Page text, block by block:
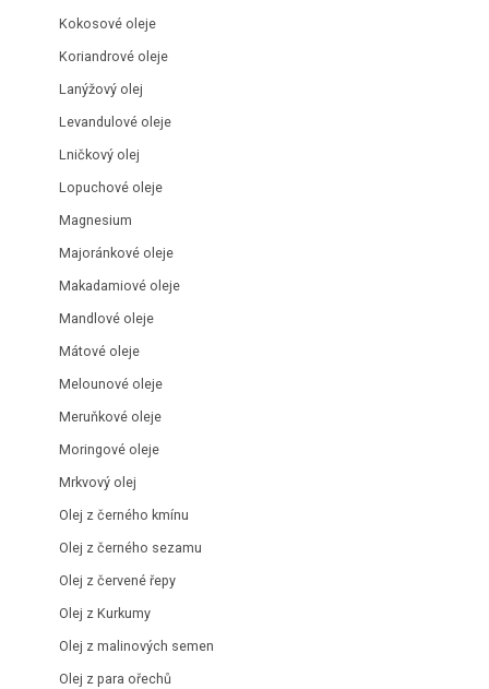
Kokosové oleje
Koriandrové oleje
Lanýžový olej
Levandulové oleje
Lničkový olej
Lopuchové oleje
Magnesium
Majoránkové oleje
Makadamiové oleje
Mandlové oleje
Mátové oleje
Melounové oleje
Meruňkové oleje
Moringové oleje
Mrkvový olej
Olej z černého kmínu
Olej z černého sezamu
Olej z červené řepy
Olej z Kurkumy
Olej z malinových semen
Olej z para ořechů